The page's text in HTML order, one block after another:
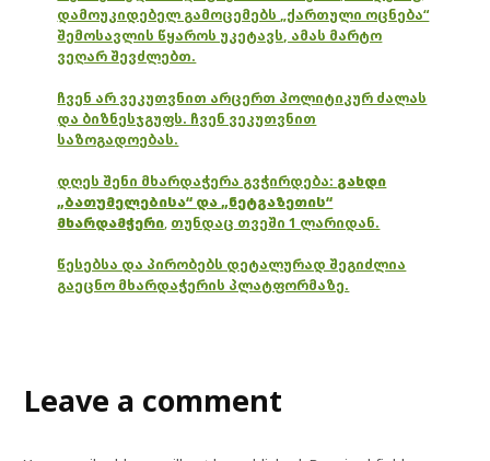
დამოუკიდებელ გამოცემებს „ქართული ოცნება“
შემოსავლის წყაროს უკეტავს, ამას მარტო
ვეღარ შევძლებთ.
ჩვენ არ ვეკუთვნით არცერთ პოლიტიკურ ძალას
და ბიზნესჯგუფს. ჩვენ ვეკუთვნით
საზოგადოებას.
დღეს შენი მხარდაჭერა გვჭირდება: გახდი
„ბათუმელებისა“ და „ნეტგაზეთის“
მხარდამჭერი, თუნდაც თვეში 1 ლარიდან.
წესებსა და პირობებს დეტალურად შეგიძლია
გაეცნო მხარდაჭერის პლატფორმაზე.
Leave a comment